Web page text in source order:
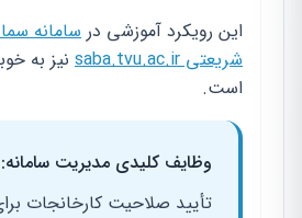
این رویکرد آموزشی در سامانه
شریعتی saba.tvu.ac.ir
نیز به
است.
وظایف کلیدی مدیریت سامانه:
تأیید صلاحیت کارخانجات